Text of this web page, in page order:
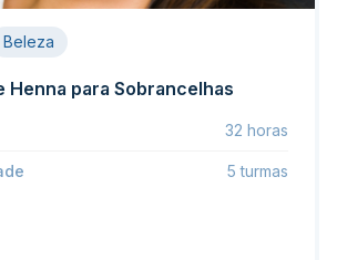
Beleza
Henna para Sobrancelhas
32 horas
5 turmas